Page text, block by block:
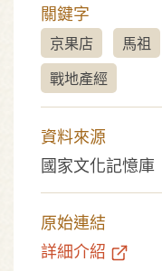
關鍵字
京果店 馬祖
戰地產經
資料來源
國家文化記憶庫
原始連結
詳細介紹